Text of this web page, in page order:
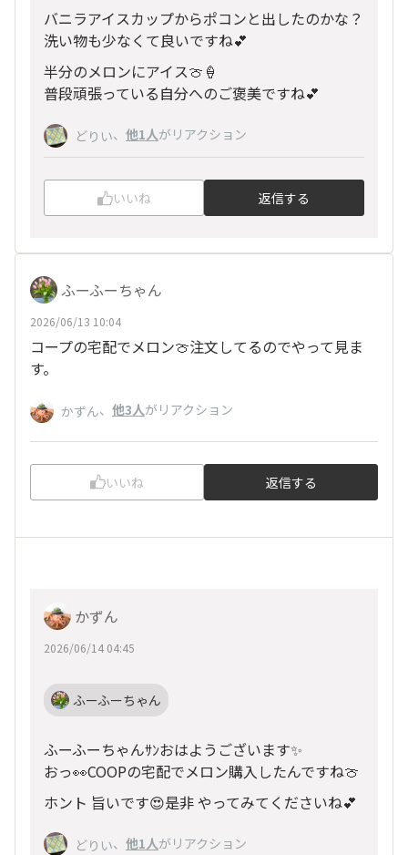
バニラアイスカップからポコンと出したのかな？
洗い物も少なくて良いですね💕︎
半分のメロンにアイス🍈‪🍦‬
普段頑張っている自分へのご褒美ですね💕︎
どりい、 他1人がリアクション
いいね 返信する
ふーふーちゃん
2026/06/13 10:04
コープの宅配でメロン🍈注文してるのでやって見ま
す。
かずん、 他3人がリアクション
いいね 返信する
かずん
2026/06/14 04:45
ふーふーちゃん
ふーふーちゃんｻﾝおはようございます✨
おっ👀COOPの宅配でメロン購入したんですね🍈
ホント 旨いです😍是非 やってみてくださいね💕︎
どりい、 他1人がリアクション